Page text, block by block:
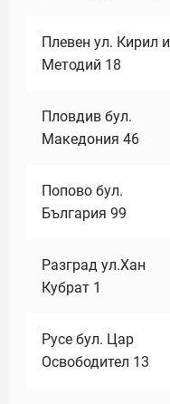
Плевен ул. Кирил и
Методий 18
Пловдив бул.
Македония 46
Попово бул.
България 99
Разград ул.Хан
Кубрат 1
Русе бул. Цар
Освободител 13